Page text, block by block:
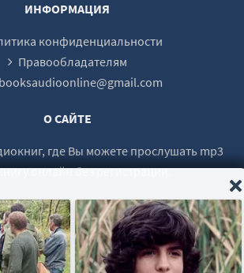
ИНФОРМАЦИЯ
конфиденциальности
Правообладателям
О САЙТЕ
где Вы можете прослушать mp3
онлайн без регистрации.
booksaudio-online.com Все права защищены.